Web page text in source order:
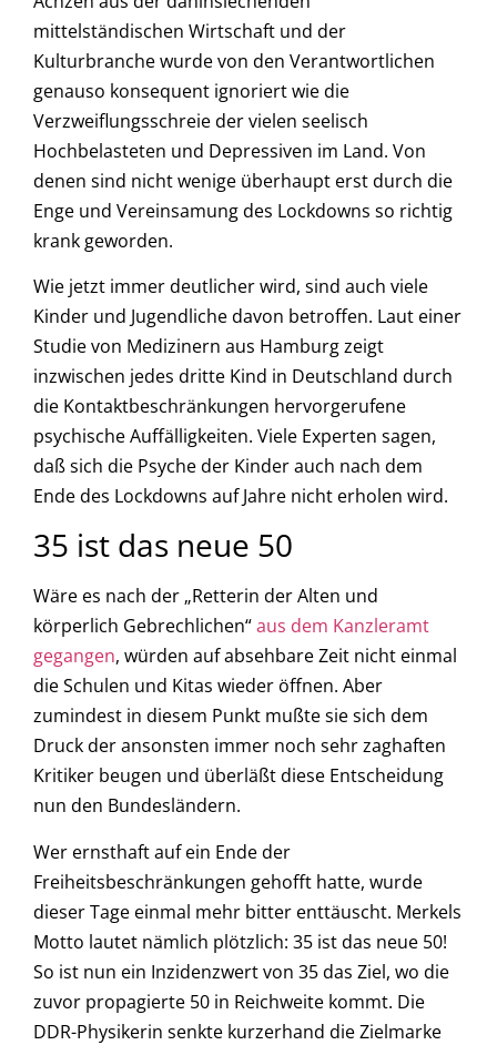
mittelständischen Wirtschaft und der
Kulturbranche wurde von den Verantwortlichen
genauso konsequent ignoriert wie die
Verzweiflungsschreie der vielen seelisch
Hochbelasteten und Depressiven im Land. Von
denen sind nicht wenige überhaupt erst durch die
Enge und Vereinsamung des Lockdowns so richtig
krank geworden.
Wie jetzt immer deutlicher wird, sind auch viele
Kinder und Jugendliche davon betroffen. Laut einer
Studie von Medizinern aus Hamburg zeigt
inzwischen jedes dritte Kind in Deutschland durch
die Kontaktbeschränkungen hervorgerufene
psychische Auffälligkeiten. Viele Experten sagen,
daß sich die Psyche der Kinder auch nach dem
Ende des Lockdowns auf Jahre nicht erholen wird.
35 ist das neue 50
Wäre es nach der „Retterin der Alten und
körperlich Gebrechlichen“aus dem Kanzleramt
gegangen, würden auf absehbare Zeit nicht einmal
die Schulen und Kitas wieder öffnen. Aber
zumindest in diesem Punkt mußte sie sich dem
Druck der ansonsten immer noch sehr zaghaften
Kritiker beugen und überläßt diese Entscheidung
nun den Bundesländern.
Wer ernsthaft auf ein Ende der
Freiheitsbeschränkungen gehofft hatte, wurde
dieser Tage einmal mehr bitter enttäuscht. Merkels
Motto lautet nämlich plötzlich: 35 ist das neue 50!
So ist nun ein Inzidenzwert von 35 das Ziel, wo die
zuvor propagierte 50 in Reichweite kommt. Die
DDR-Physikerin senkte kurzerhand die Zielmarke